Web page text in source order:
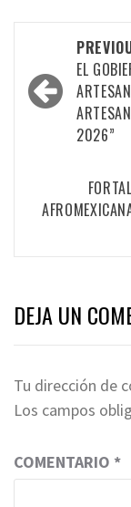
navigation
EL
2026”
DEJA UN
Tu dirección de
Los campos
COMENTARIO *